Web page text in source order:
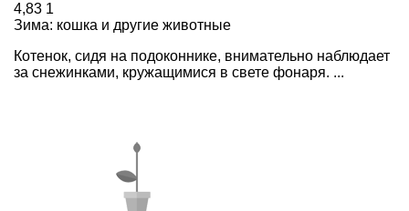
4,83 1
Зима: кошка и другие животные
Котенок, сидя на подоконнике, внимательно наблюдает
за снежинками, кружащимися в свете фонаря. ...